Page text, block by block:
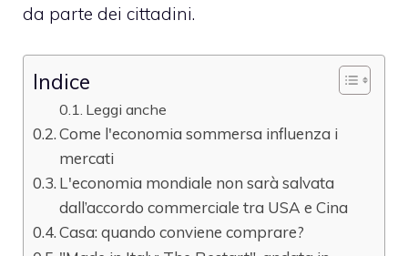
da parte dei cittadini.
Indice
Leggi anche
Come l'economia sommersa influenza i
mercati
L'economia mondiale non sarà salvata
dall’accordo commerciale tra USA e Cina
Casa: quando conviene comprare?